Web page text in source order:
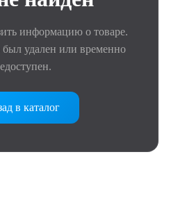
информацию о товаре.
удален или временно
в каталог